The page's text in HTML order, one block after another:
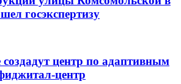
госэкспертизу
центр по адаптивным
центр